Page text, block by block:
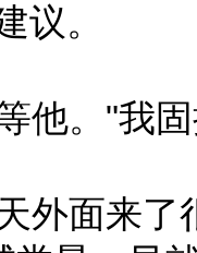
议。
他。"我
外面来了